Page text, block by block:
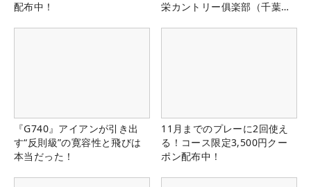
配布中！
栄カントリー俱楽部（千葉
『G740』アイアンが引き出
す“反則級”の寛容性と飛びは
本当だった！
11月までのプレーに2回使え
る！コース限定3,500円クー
ポン配布中！